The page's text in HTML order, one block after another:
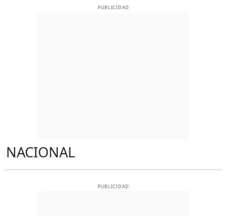
PUBLICIDAD
NACIONAL
PUBLICIDAD